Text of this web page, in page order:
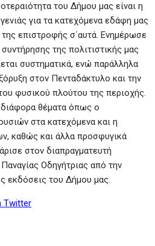
του Δήμου μας είναι η
για τα κατεχόμενα εδάφη μας
επιστροφής σ΄αυτά. Ενημέρωσε
της πολιτιστικής μας
συστηματικά, ενώ παράλληλα
στον Πενταδάκτυλο και την
φυσικού πλούτου της περιοχής.
διάφορα θέματα όπως ο
στα κατεχόμενα και η
καθώς και άλλα προσφυγικά
στον διαπραγματευτή
Οδηγήτριας από την
εκδόσεις του Δήμου μας.
Twitter